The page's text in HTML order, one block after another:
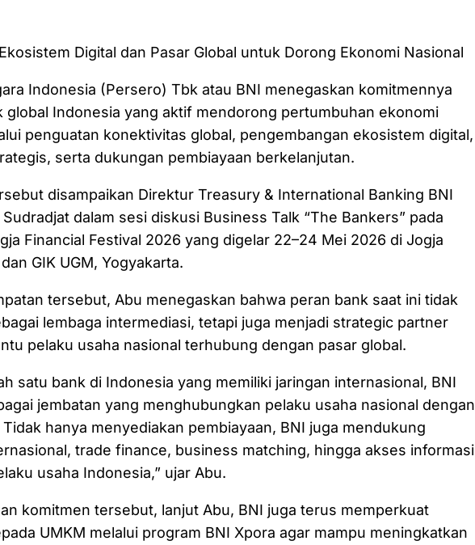
Digital dan Pasar Global untuk Dorong Ekonomi Nasional
Indonesia (Persero) Tbk atau BNI menegaskan komitmennya
global Indonesia yang aktif mendorong pertumbuhan ekonomi
penguatan konektivitas global, pengembangan ekosistem digital,
serta dukungan pembiayaan berkelanjutan.
disampaikan Direktur Treasury & International Banking BNI
dalam sesi diskusi Business Talk “The Bankers” pada
Financial Festival 2026 yang digelar 22–24 Mei 2026 di Jogja
GIK UGM, Yogyakarta.
tersebut, Abu menegaskan bahwa peran bank saat ini tidak
lembaga intermediasi, tetapi juga menjadi strategic partner
pelaku usaha nasional terhubung dengan pasar global.
satu bank di Indonesia yang memiliki jaringan internasional, BNI
jembatan yang menghubungkan pelaku usaha nasional dengan
hanya menyediakan pembiayaan, BNI juga mendukung
trade finance, business matching, hingga akses informasi
usaha Indonesia,” ujar Abu.
komitmen tersebut, lanjut Abu, BNI juga terus memperkuat
UMKM melalui program BNI Xpora agar mampu meningkatkan